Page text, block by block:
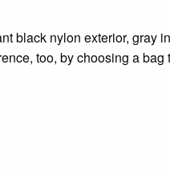
black nylon exterior, gray
too, by choosing a bag